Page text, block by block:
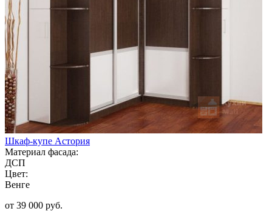
Шкаф-купе Астория
Материал фасада:
ДСП
Цвет:
Венге
от 39 000 руб.